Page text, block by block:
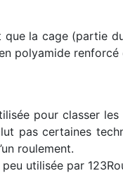
que la cage (partie
polyamide
pour classer
pas certaines
roulement.
utilisée par